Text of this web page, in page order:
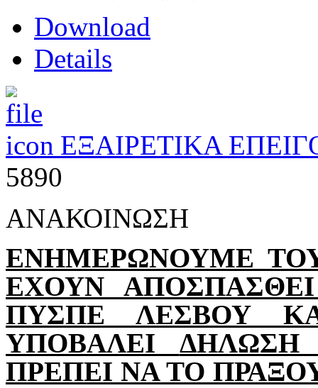
Download
Details
ΕΞΑΙΡΕΤΙΚΑ
5890
ΑΝΑΚΟΙΝΩΣΗ
ΕΝΗΜΕΡΩΝΟΥΜΕ
ΕΧΟΥΝ
ΠΥΣΠΕ ΛΕΣΒΟΥ
ΥΠΟΒΑΛΕΙ
ΔΗΛΩΣΗ
ΠΡΕΠΕΙ ΝΑ ΤΟ